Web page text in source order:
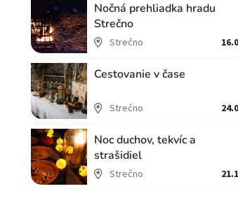
Nočná prehliadka hradu
Strečno
Strečno
Cestovanie v čase
Strečno
Noc duchov, tekvíc a
strašidiel
Strečno